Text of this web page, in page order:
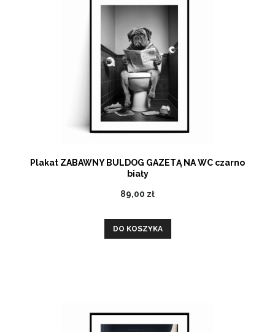
Plakat ZABAWNY BULDOG GAZETĄ NA WC czarno
biały
89,00 zł
DO KOSZYKA